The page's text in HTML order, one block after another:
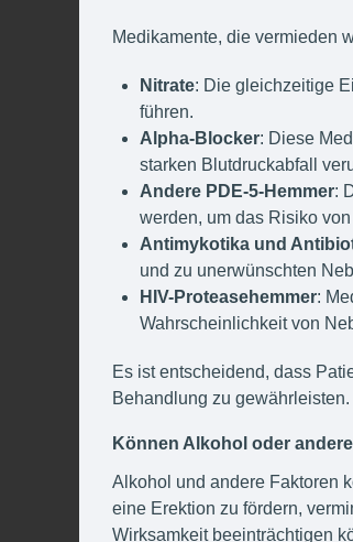
Medikamente, die vermieden
Nitrate: Die gleichzeitige
führen.
Alpha-Blocker: Diese
starken Blutdruckabfall
Andere PDE-5-Hemmer:
werden, um das Risiko
Antimykotika und
und zu unerwünschten
HIV-Proteasehemmer:
Wahrscheinlichkeit von
Es ist entscheidend, dass
Behandlung zu gewährleisten.
Können Alkohol oder
Alkohol und andere Faktoren
eine Erektion zu fördern,
Wirksamkeit beeinträchtigen